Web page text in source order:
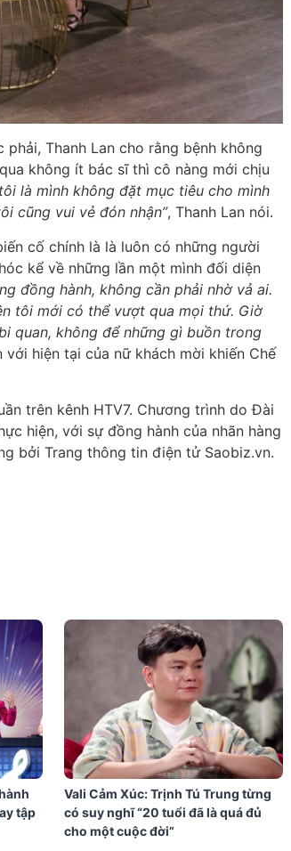
Thanh Lan cho rằng bệnh không
không ít bác sĩ thì cô nàng mới chịu
là mình không đặt mục tiêu cho mình
cũng vui vẻ đón nhận”, Thanh Lan nói.
cố chính là là luôn có những người
kể về những lần một mình đối diện
đồng hành, không cần phải nhờ vả ai.
tôi mới có thể vượt qua mọi thứ. Giờ
quan, không để những gì buồn trong
hiện tại của nữ khách mời khiến Chế
trên kênh HTV7. Chương trình do Đài
hiện, với sự đồng hành của nhãn hàng
bởi Trang thông tin điện tử Saobiz.vn.
tập
Vali Cảm Xúc: Trịnh Tú Trung từng
có suy nghĩ “20 tuổi đã là quá đủ
cho một cuộc đời”